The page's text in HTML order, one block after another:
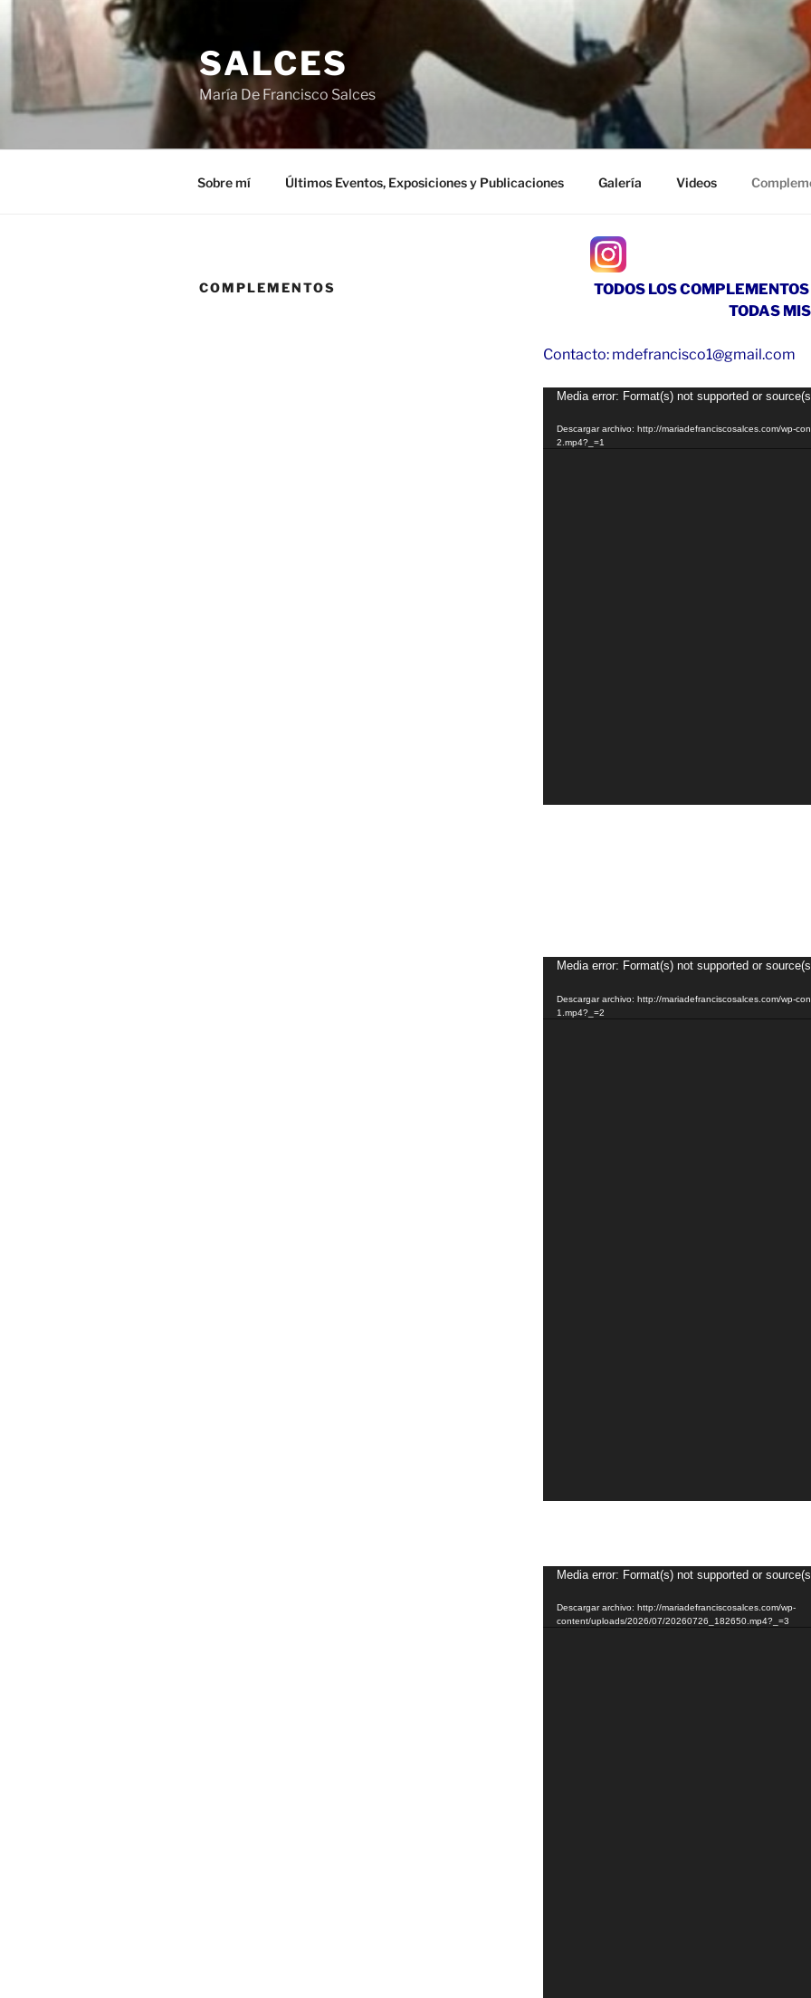
contenido
SALCES
María De Francisco Salces
Sobre mí Últimos Eventos, Exposiciones y Publicaciones Galería Videos
COMPLEMENTOS
TODOS LOS
TODAS
Contacto: mdefrancisco1@gmail.com
Reproductor
vídeo
Media error: Format(s) not supported or
Descargar archivo: http://mariadefranciscosalces.com/wp-
2.mp4?_=1
Reproductor
vídeo
Media error: Format(s) not supported or
Descargar archivo: http://mariadefranciscosalces.com/wp-
1.mp4?_=2
Reproductor
vídeo
Media error: Format(s) not supported or
Descargar archivo: http://mariadefranciscosalces.com/wp-
content/uploads/2026/07/20260726_182650.mp4?_=3